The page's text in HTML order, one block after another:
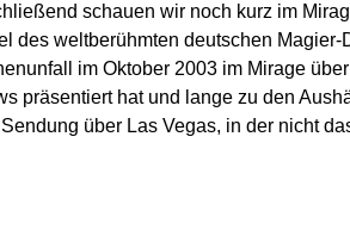
schauen wir noch kurz im
des weltberühmten deutschen Magier-
im Oktober 2003 im Mirage
präsentiert hat und lange zu den
über Las Vegas, in der nicht